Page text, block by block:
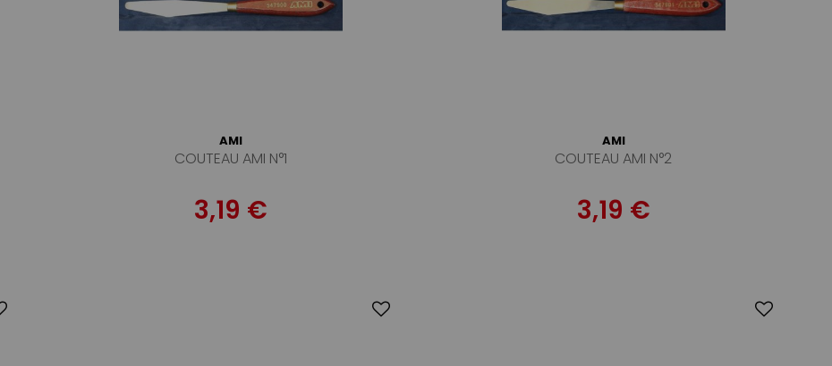
AMI
COUTEAU AMI N°1
3,19 €
AMI
COUTEAU AMI N°2
3,19 €